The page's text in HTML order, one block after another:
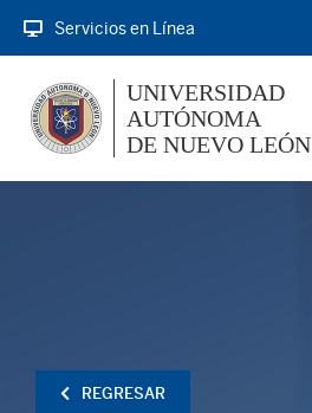
Servicios en Línea
UNIVERSIDAD
AUTÓNOMA
DE NUEVO LEÓN
REGRESAR